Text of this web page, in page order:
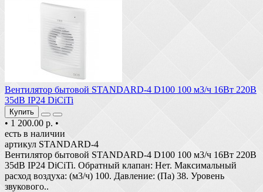
Вентилятор бытовой STANDARD-4 D100 100 м3/ч 16Вт 220В
35dB IP24 DiCiTi
Купить
• 1 200.00 р. •
есть в наличии
артикул STANDARD-4
Вентилятор бытовой STANDARD-4 D100 100 м3/ч 16Вт 220В
35dB IP24 DiCiTi. Обратный клапан: Нет. Максимальный
расход воздуха: (м3/ч) 100. Давление: (Па) 38. Уровень
звукового..